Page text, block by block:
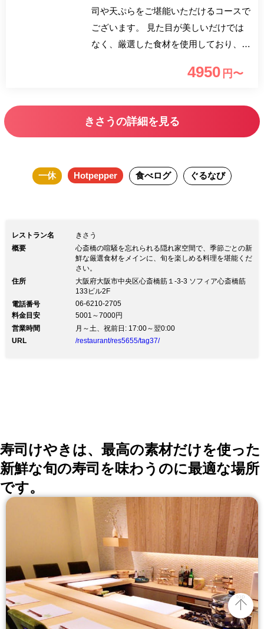
司や天ぷらをご堪能いただけるコースで
ございます。 見た目が美しいだけでは
なく、厳選した食材を使用しており、手
ます。 心斎橋の喧騒を忘れられる隠れ
4950 円〜
きさうの詳細を見る
一休 Hotpepper 食べログ ぐるなび
レストラン名
きさう
概要
心斎橋の喧騒を忘れられる隠れ家空間で、季節ごとの新
鮮な厳選食材をメインに、旬を楽しめる料理を堪能くだ
さい。
住所
大阪府大阪市中央区心斎橋筋１-3-3 ソフィア心斎橋筋
133ビル2F
電話番号
06-6210-2705
料金目安
5001～7000円
営業時間
月～土、祝前日: 17:00～翌0:00
URL
/restaurant/res5655/tag37/
寿司けやきは、最高の素材だけを使った
新鮮な旬の寿司を味わうのに最適な場所
です。
top